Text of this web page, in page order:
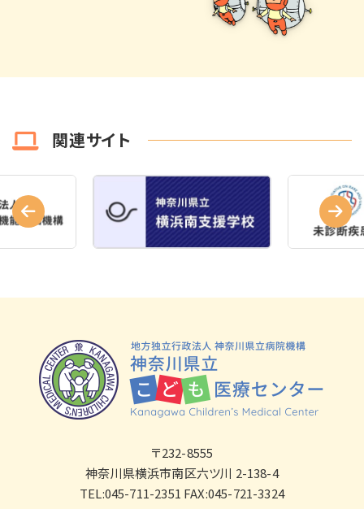
関連サイト
〒232-8555
神奈川県横浜市南区六ツ川 2-138-4
TEL:045-711-2351 FAX:045-721-3324